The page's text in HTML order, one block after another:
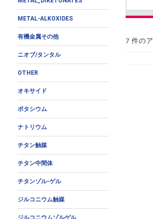
METAL-ALKOXIDES
有機金属その他
ニオブ/タンタル
OTHER
オキサイド
ポタシウム
ナトリウム
チタン触媒
チタン中間体
チタンゾル-ゲル
ジルコニウム触媒
7 件の